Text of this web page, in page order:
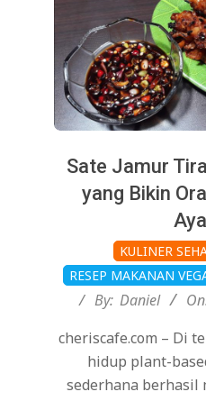
Sate Jamur
yang Bikin
12-
09
KULINER
RESEP MAKANAN
By: Daniel
cheriscafe.com – Di
hidup plant-
sederhana berhasil